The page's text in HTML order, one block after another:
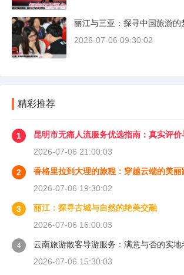
丽江与三亚：探寻中国旅游的
2026-07-06 09:30:02
精彩推荐
1
昆明市无痛人流服务优选指南：真实评价
2026-07-06 21:00:03
2
香格里拉到大理的旅程：穿越云端的美丽
2026-07-06 19:30:02
3
丽江：探寻古城与自然的绝美交融
2026-07-06 16:00:03
4
云南旅游散客导游服务：满意与否的实
2026-07-06 15:30:03